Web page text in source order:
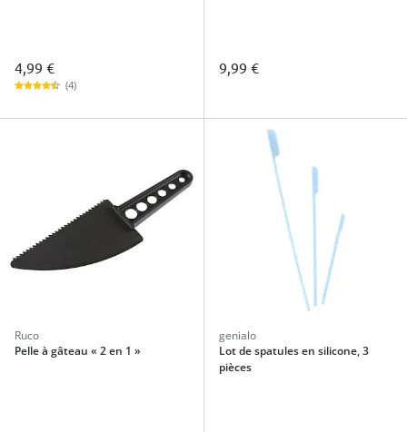
4,99 €
(4)
9,99 €
Ruco
Pelle à gâteau « 2 en 1 »
genialo
Lot de spatules en silicone, 3
pièces